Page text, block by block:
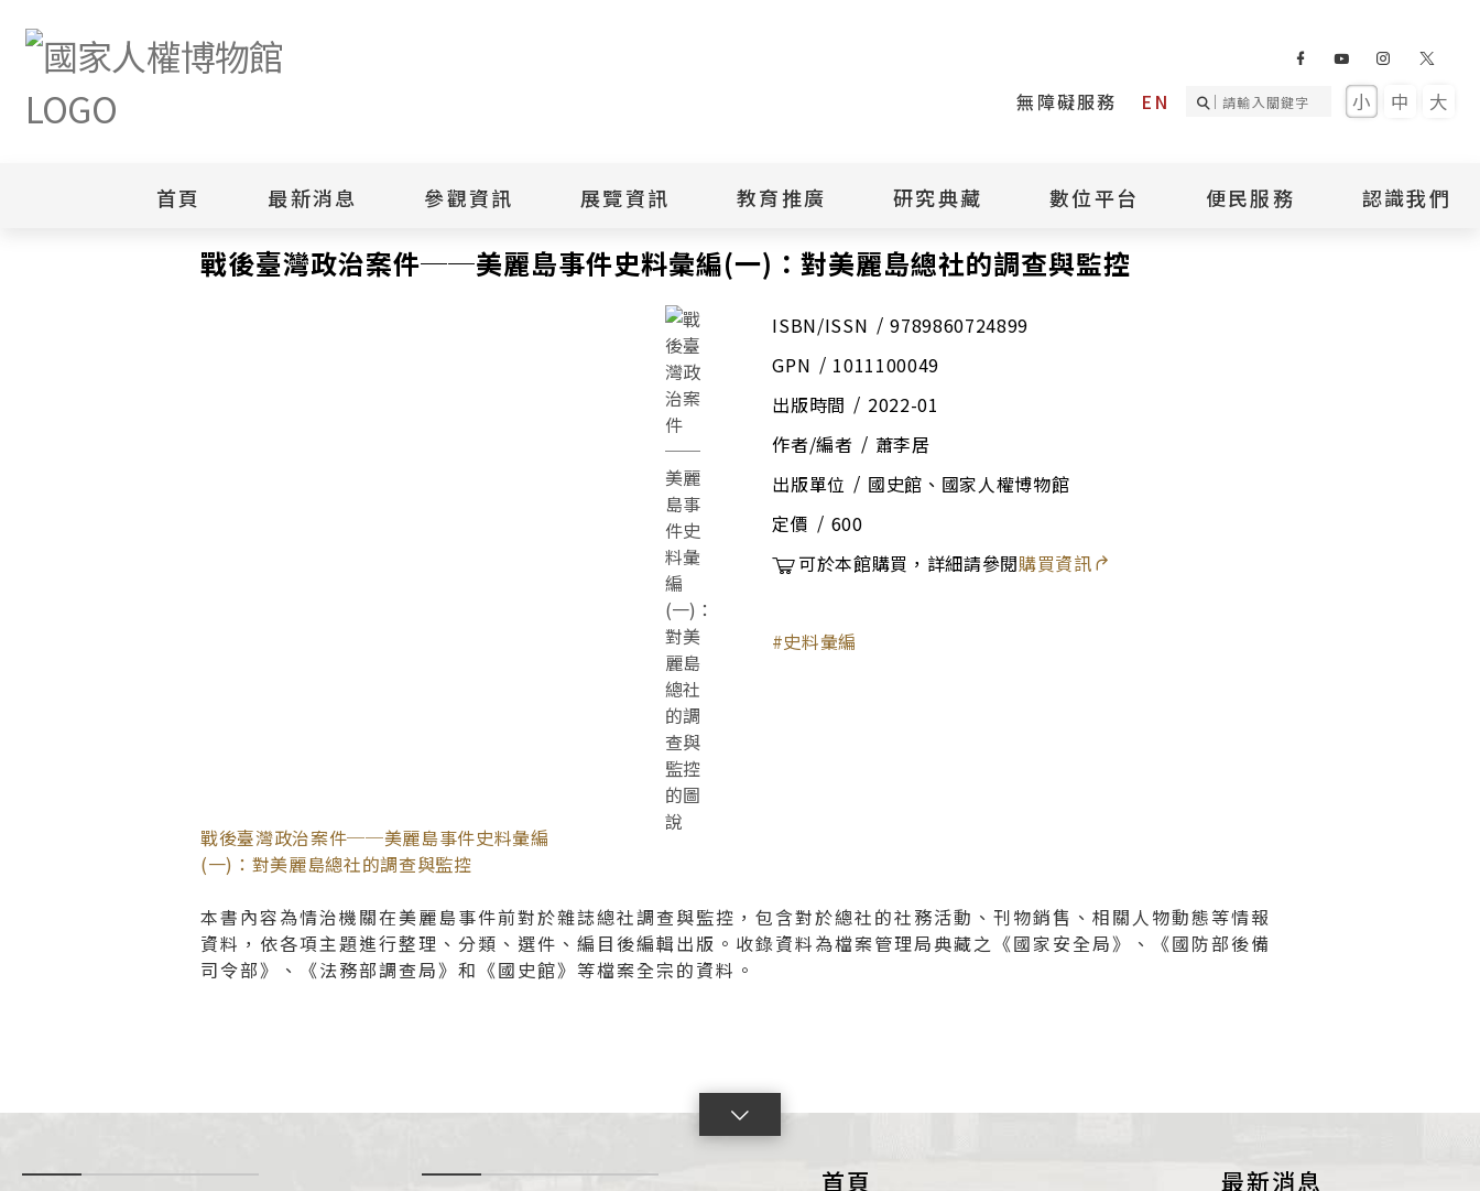
無障礙服務 EN
搜
小 中 大
首頁 最新消息
新聞專區
參觀資訊
白色恐怖景美紀念
展覽資訊
當期展覽
教育推廣
當期活動
歷年活動
臺灣國際人權電影
人權藝術生活節
綠島人權藝術季
人權教育繪本成果
研究典藏
典藏文物查詢
藏品授權
出版品
出版品購買資訊
數位平台
國家人權記憶庫
圖書室
便民服務 認識我們
研究典藏 戰後臺灣政治案件──美麗島事件史料彙編(一)：對美麗島總社的調查與監控
戰後臺灣政治案件──美麗島事件史料彙編(一)：對美麗島總社的調查與監控
戰後臺灣政治案件──美麗島事件史料彙編
(一)：對美麗島總社的調查與監控
ISBN/ISSN
9789860724899
GPN
1011100049
出版時間
2022-01
作者/編者
蕭李居
出版單位
國史館、國家人權博物館
定價
600
可於本館購買，詳細請參閱購買資訊
史料彙編
本書內容為情治機關在美麗島事件前對於雜誌總社調查與監控，包含對於總社的社務活動、刊物銷售、相關人物動態等情報
資料，依各項主題進行整理、分類、選件、編目後編輯出版。收錄資料為檔案管理局典藏之《國家安全局》、《國防部後備
司令部》、《法務部調查局》和《國史館》等檔案全宗的資料。
點
首頁 最新消息